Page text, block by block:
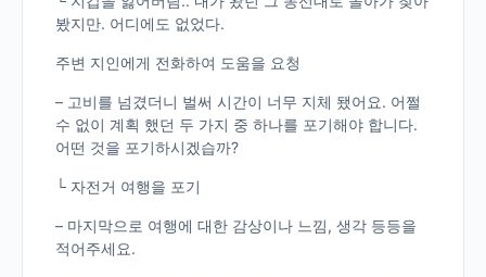
봤지만. 어디에도 없었다.
주변 지인에게 전화하여 도움을 요청
– 고비를 넘겼더니 벌써 시간이 너무 지체 됐어요. 어쩔
수 없이 계획 했던 두 가지 중 하나를 포기해야 합니다.
어떤 것을 포기하시겠습까?
└ 자전거 여행을 포기
– 마지막으로 여행에 대한 감상이나 느낌, 생각 등등을
적어주세요.